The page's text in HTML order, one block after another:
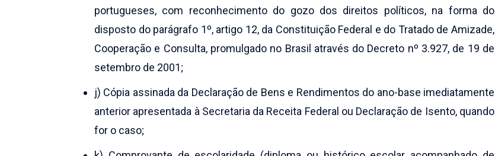
portugueses, com reconhecimento do gozo dos direitos políticos, na forma do
disposto do parágrafo 1º, artigo 12, da Constituição Federal e do Tratado de Amizade,
Cooperação e Consulta, promulgado no Brasil através do Decreto nº 3.927, de 19 de
setembro de 2001;
j) Cópia assinada da Declaração de Bens e Rendimentos do ano-base imediatamente
anterior apresentada à Secretaria da Receita Federal ou Declaração de Isento, quando
for o caso;